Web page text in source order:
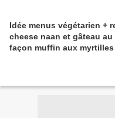
Idée menus végétarien +
cheese naan et gâteau
façon muffin aux myrtilles